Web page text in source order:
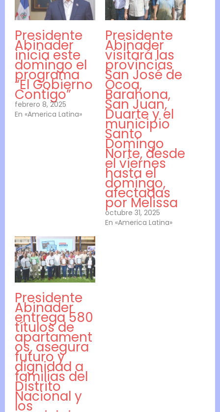
Presidente
Abinader
inicia este
domingo el
programa
“El Gobierno
Contigo”
febrero 8, 2025
En «America Latina»
Presidente
Abinader
visitará las
provincias
San José de
Ocoa,
Barahona,
San Juan,
Duarte y el
municipio
Santo
Domingo
Norte, desde
el viernes
hasta el
domingo,
afectadas
por Melissa
octubre 31, 2025
En «America Latina»
Presidente
Abinader
entrega 580
títulos de
apartament
os, asegura
futuro y
dignidad a
familias del
Distrito
Nacional y
los